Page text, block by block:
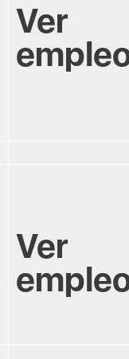
Ver
Ver